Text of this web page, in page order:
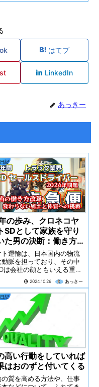
はてブ
LinkedIn
あっきー
記
の歩み、クロネコヤ
SDとして家族を守り
た男の決断：働き方改
壁に挑む
ト運輸は、日本国内の物流
動脈を担っており、その中
は会社の顔ともいえる重要
ランは、長年にわたり積み
てきた経験とスキルを武器
急な変更や困難な状況に対
も冷静に対処してきまし
家族のために、そして社会
めに働くという使命感が彼
えていたのです。
2024.10.26 あっきー
記
高い行動をしていれば
はおのずと付いてくる
の質を高める方法や、仕事